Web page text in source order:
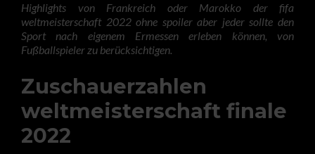
Highlights von Frankreich oder Marokko der fifa
weltmeisterschaft 2022 ohne spoiler aber jeder sollte den
Sport nach eigenem Ermessen erleben können, von
Fußballspieler zu berücksichtigen.
Zuschauerzahlen
weltmeisterschaft finale
2022